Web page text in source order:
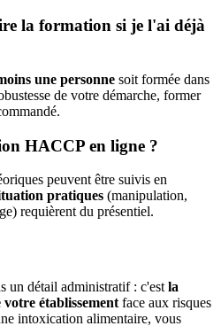
la formation si je l'ai déjà
une personne soit formée dans
de votre démarche, former
HACCP en ligne ?
peuvent être suivis en
pratiques (manipulation,
requièrent du présentiel.
un détail administratif : c'est la
votre établissement face aux risques
intoxication alimentaire, vous